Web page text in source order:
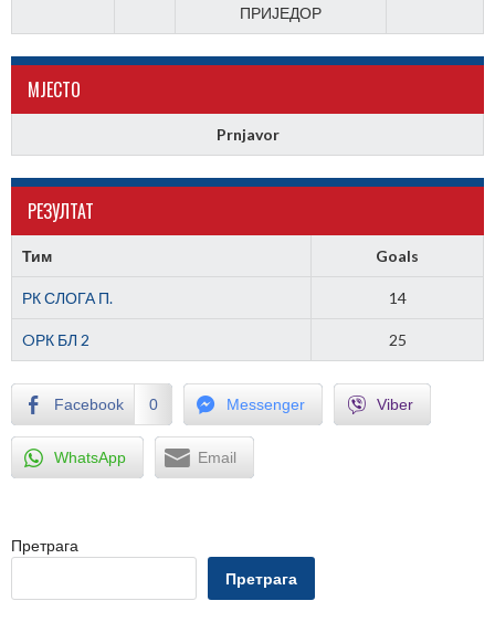
ПРИЈЕДОР
МJЕСТО
Prnjavor
РЕЗУЛТАТ
Тим Goals
РК СЛОГА П. 14
OРК БЛ 2 25
Facebook 0 Messenger Viber
WhatsApp Email
Претрага
Претрага